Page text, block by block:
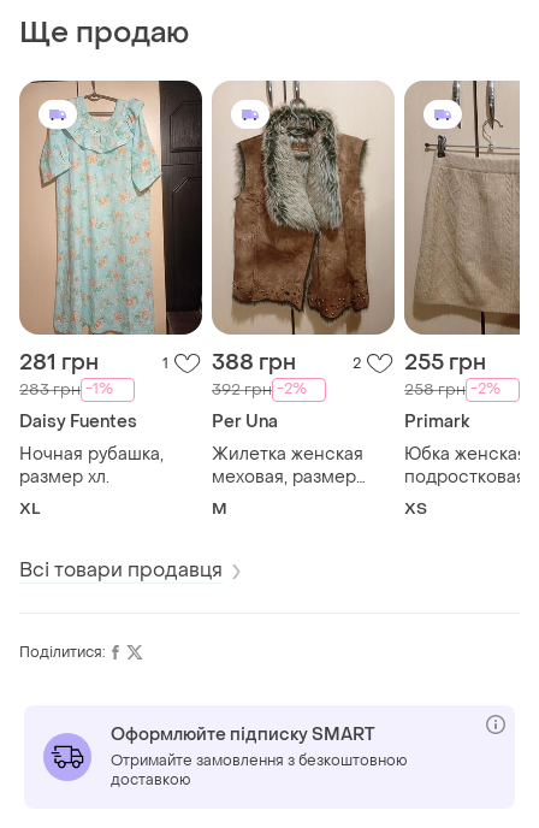
Ще продаю
281 грн 1
283 грн -1%
Daisy Fuentes
Ночная рубашка,
размер хл.
XL
388 грн 2
392 грн -2%
Per Una
Жилетка женская
меховая, размер
м.новая!
M
255 грн
258 грн -2%
Primark
Юбка женская/
подростковая,
размер хс.
ХS
Всі товари продавця
Поділитися:
Оформлюйте підписку SMART
Отримайте замовлення з безкоштовною
доставкою